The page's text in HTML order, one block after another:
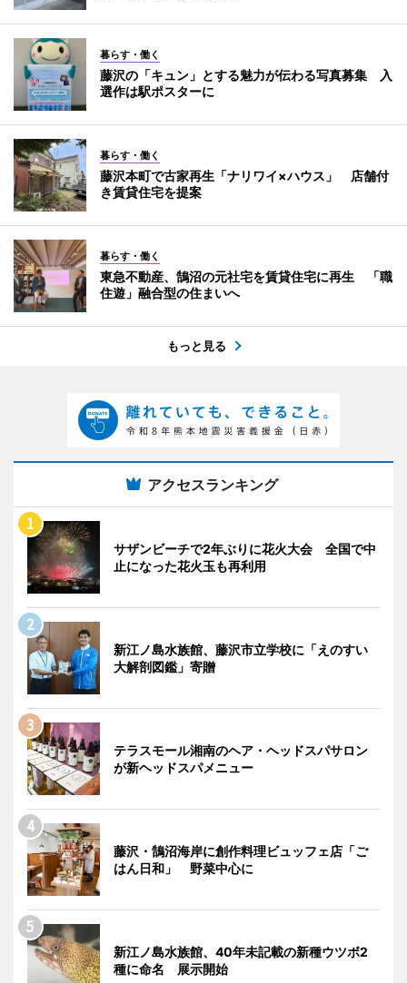
暮らす・働く
藤沢の「キュン」とする魅力が伝わる写真募集 入
選作は駅ポスターに
暮らす・働く
藤沢本町で古家再生「ナリワイ×ハウス」 店舗付
き賃貸住宅を提案
暮らす・働く
東急不動産、鵠沼の元社宅を賃貸住宅に再生 「職
住遊」融合型の住まいへ
もっと見る
アクセスランキング
サザンビーチで2年ぶりに花火大会 全国で中
止になった花火玉も再利用
新江ノ島水族館、藤沢市立学校に「えのすい
大解剖図鑑」寄贈
テラスモール湘南のヘア・ヘッドスパサロン
が新ヘッドスパメニュー
藤沢・鵠沼海岸に創作料理ビュッフェ店「ご
はん日和」 野菜中心に
新江ノ島水族館、40年未記載の新種ウツボ2
種に命名 展示開始